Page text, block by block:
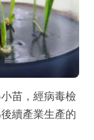
苗，經病毒檢
續產業生產的